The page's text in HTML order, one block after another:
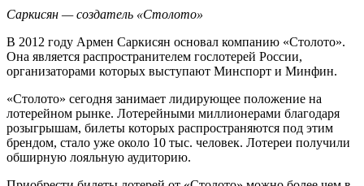
Саркисян — создатель «Столото»
В 2012 году Армен Саркисян основал компанию «Столото».
Она является распространителем гослотерей России,
организаторами которых выступают Минспорт и Минфин.
«Столото» сегодня занимает лидирующее положение на
лотерейном рынке. Лотерейными миллионерами благодаря
розыгрышам, билеты которых распространяются под этим
брендом, стало уже около 10 тыс. человек. Лотереи получили
обширную лояльную аудиторию.